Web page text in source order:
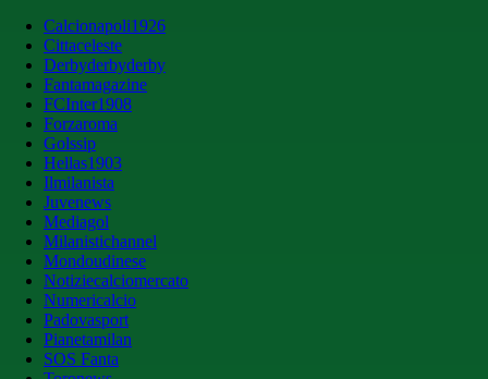
Calcionapoli1926
Cittaceleste
Derbyderbyderby
Fantamagazine
FCInter1908
Forzaroma
Golssip
Hellas1903
Ilmilanista
Juvenews
Mediagol
Milanistichannel
Mondoudinese
Notiziecalciomercato
Numericalcio
Padovasport
Pianetamilan
SOS Fanta